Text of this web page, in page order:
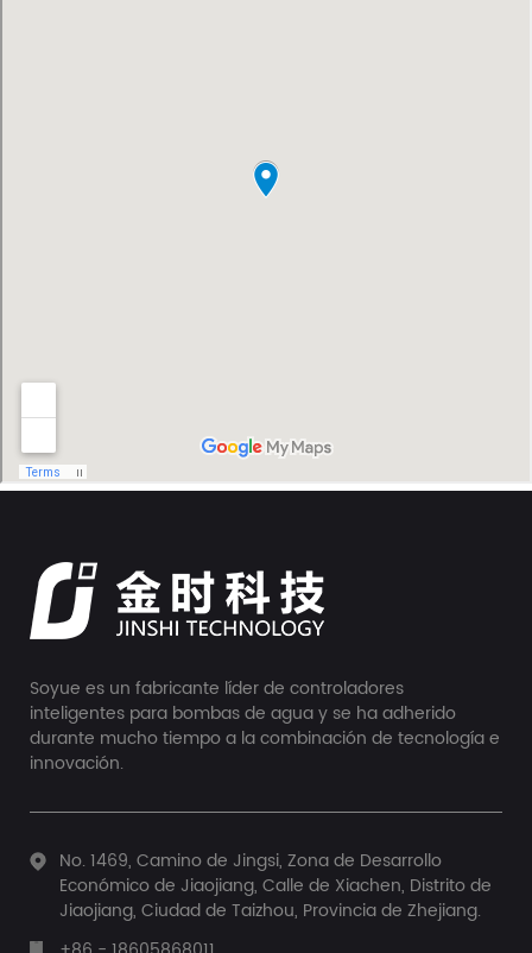
Soyue es un fabricante líder de controladores
inteligentes para bombas de agua y se ha adherido
durante mucho tiempo a la combinación de tecnología e
innovación.
No. 1469, Camino de Jingsi, Zona de Desarrollo
Económico de Jiaojiang, Calle de Xiachen, Distrito de
Jiaojiang, Ciudad de Taizhou, Provincia de Zhejiang.